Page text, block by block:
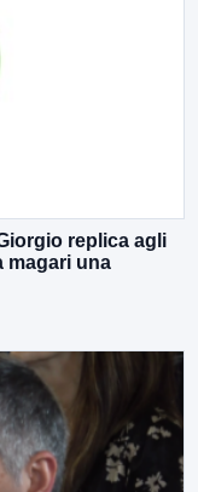
replica agli
magari una